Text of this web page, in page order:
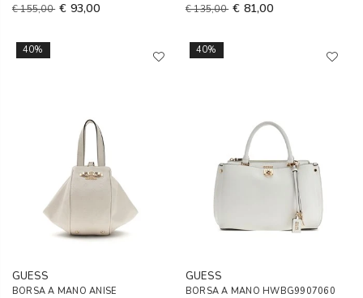
€ 155,00 € 93,00 € 135,00 € 81,00
40%
GUESS
BORSA A MANO ANISE
40%
GUESS
BORSA A MANO HWBG9907060